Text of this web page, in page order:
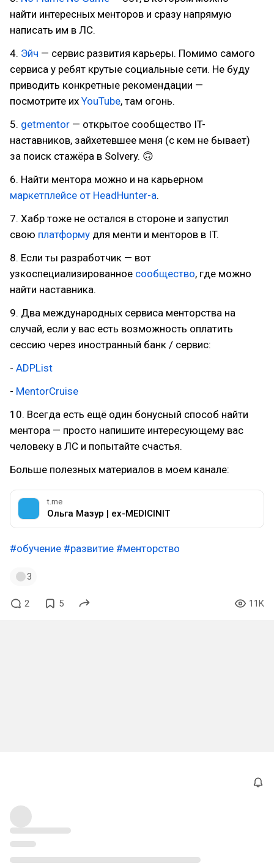
найти интересных менторов и сразу напрямую
написать им в ЛС.
4. Эйч — сервис развития карьеры. Помимо самого
сервиса у ребят крутые социальные сети. Не буду
приводить конкретные рекомендации —
посмотрите их YouTube, там огонь.
5. getmentor — открытое сообщество IT-
наставников, зайхетевшее меня (с кем не бывает)
за поиск стажёра в Solvery. 🙃
6. Найти ментора можно и на карьерном
маркетплейсе от HeadHunter-а.
7. Хабр тоже не остался в стороне и запустил
свою платформу для менти и менторов в IT.
8. Если ты разработчик — вот
узкоспециализированное сообщество, где можно
найти наставника.
9. Два международных сервиса менторства на
случай, если у вас есть возможность оплатить
сессию через иностранный банк / сервис:
- ADPList
- MentorCruise
10. Всегда есть ещё один бонусный способ найти
ментора — просто напишите интересующему вас
человеку в ЛС и попытайте счастья.
Больше полезных материалов в моем канале:
t.me
Ольга Мазур | ex-MEDICINIT
#обучение #развитие #менторство
3
2 5 11K